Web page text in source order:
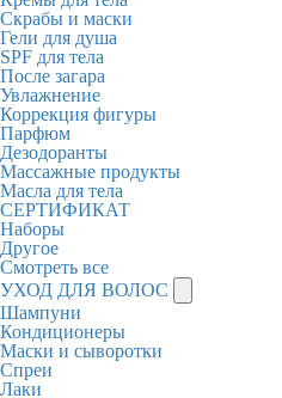
Скрабы и маски
Гели для душа
SPF для тела
После загара
Увлажнение
Коррекция фигуры
Парфюм
Дезодоранты
Массажные продукты
Масла для тела
СЕРТИФИКАТ
Наборы
Другое
Смотреть все
УХОД ДЛЯ ВОЛОС
Шампуни
Кондиционеры
Маски и сыворотки
Спреи
Лаки